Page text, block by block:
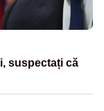
suspectați că